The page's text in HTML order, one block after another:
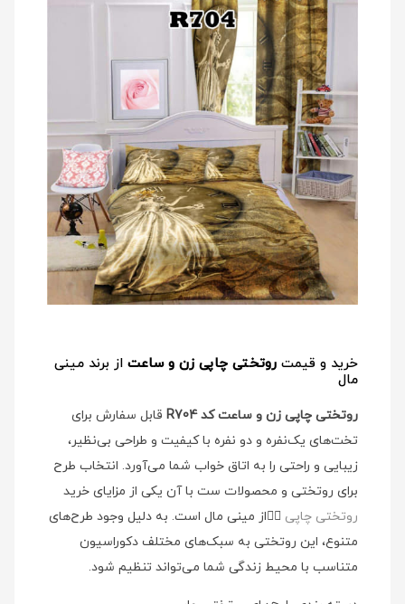
خرید و قیمت روتختی چاپی زن و ساعت از برند مینی
مال
روتختی چاپی زن و ساعت کد R704
قابل سفارش برای
تخت‌های یک‌نفره و دو نفره با کیفیت و طراحی بی‌نظیر،
زیبایی و راحتی را به اتاق خواب شما می‌آورد. انتخاب طرح
برای روتختی و محصولات ست با آن یکی از مزایای خرید
روتختی چاپی 👉🏻از مینی مال است. به دلیل وجود طرح‌های
متنوع، این روتختی به سبک‌های مختلف دکوراسیون
متناسب با محیط زندگی شما می‌تواند تنظیم شود.